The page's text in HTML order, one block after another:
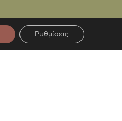
Ρυθμίσεις